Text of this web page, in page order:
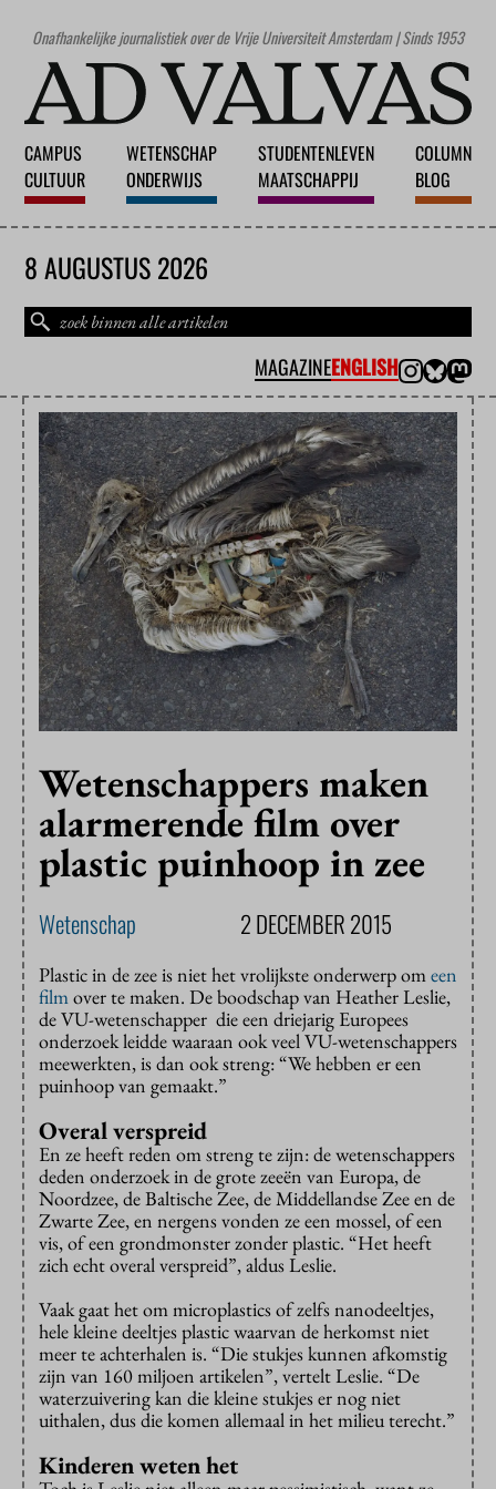
Onafhankelijke journalistiek over de Vrije Universiteit Amsterdam | Sinds 1953
CAMPUS
CULTUUR
WETENSCHAP
ONDERWIJS
STUDENTENLEVEN
MAATSCHAPPIJ
COLUMN
BLOG
8 AUGUSTUS 2026
MAGAZINEENGLISH
Wetenschappers maken
alarmerende film over
plastic puinhoop in zee
Wetenschap 2 DECEMBER 2015
Plastic in de zee is niet het vrolijkste onderwerp omeen
filmover te maken. De boodschap van Heather Leslie,
de VU-wetenschapper die een driejarig Europees
onderzoek leidde waaraan ook veel VU-wetenschappers
meewerkten, is dan ook streng: “We hebben er een
puinhoop van gemaakt.”
Overal verspreid
En ze heeft reden om streng te zijn: de wetenschappers
deden onderzoek in de grote zeeën van Europa, de
Noordzee, de Baltische Zee, de Middellandse Zee en de
Zwarte Zee, en nergens vonden ze een mossel, of een
vis, of een grondmonster zonder plastic. “Het heeft
zich echt overal verspreid”, aldus Leslie.
Vaak gaat het om microplastics of zelfs nanodeeltjes,
hele kleine deeltjes plastic waarvan de herkomst niet
meer te achterhalen is. “Die stukjes kunnen afkomstig
zijn van 160 miljoen artikelen”, vertelt Leslie. “De
waterzuivering kan die kleine stukjes er nog niet
uithalen, dus die komen allemaal in het milieu terecht.”
Kinderen weten het